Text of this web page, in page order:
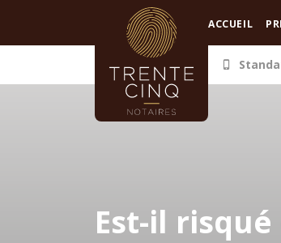
ACCUEIL
Est-il
Panneau de gestion des cookies